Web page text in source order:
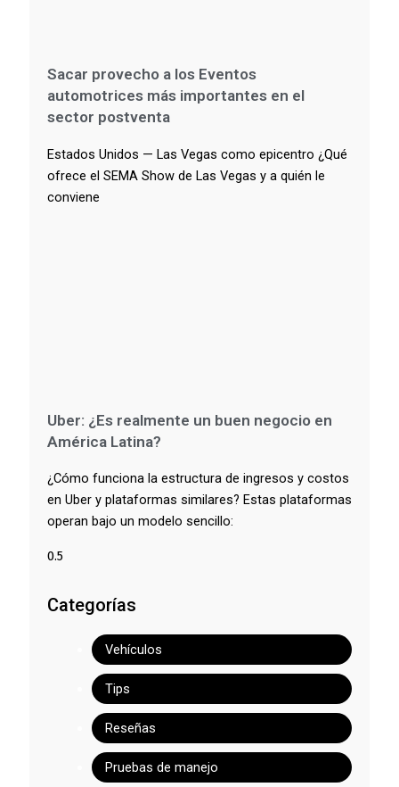
Sacar provecho a los Eventos
automotrices más importantes en el
sector postventa
Estados Unidos — Las Vegas como epicentro ¿Qué
ofrece el SEMA Show de Las Vegas y a quién le
conviene
Uber: ¿Es realmente un buen negocio en
América Latina?
¿Cómo funciona la estructura de ingresos y costos
en Uber y plataformas similares? Estas plataformas
operan bajo un modelo sencillo:
Categorías
Vehículos
Tips
Reseñas
Pruebas de manejo